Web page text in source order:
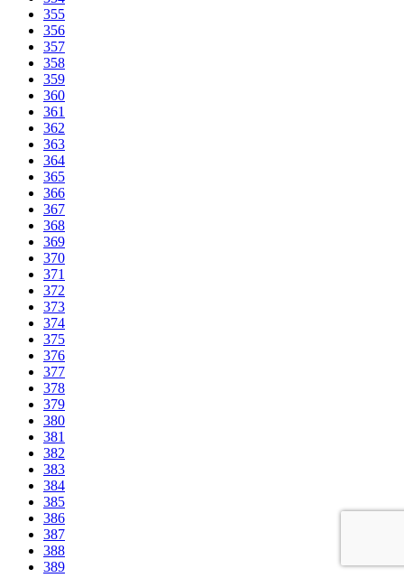
355
356
357
358
359
360
361
362
363
364
365
366
367
368
369
370
371
372
373
374
375
376
377
378
379
380
381
382
383
384
385
386
387
388
389